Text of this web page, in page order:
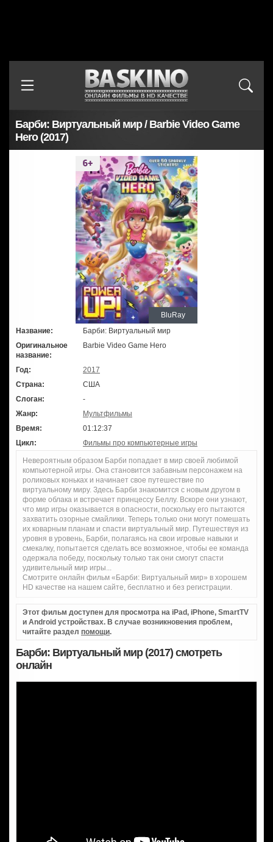
Барби: Виртуальный мир / Barbie Video Game
Hero (2017)
BluRay
Название:
Барби: Виртуальный мир
Оригинальное
название:
Barbie Video Game Hero
Год:
2017
Страна:
США
Слоган:
-
Жанр:
Мультфильмы
Время:
01:12:37
Цикл:
Фильмы про компьютерные игры
Невероятным образом Барби попадает в мир своей любимой
компьютерной игры. Она становится забавным персонажем на
роликовых коньках и начинает свое путешествие по
виртуальному миру. Здесь Барби знакомится с новым другом в
форме облака и встречает принцессу Беллу. Вскоре они узнают,
что мир игры оказывается в опасности, поскольку его пытаются
захватить озорные смайлики. Теперь только они могут помешать
их коварным планам и спасти виртуальный мир. Путешествуя из
уровня в уровень, Барби, полагаясь на свои игровые навыки и
смекалку, попытается сделать все возможное, чтобы ее команда
одержала победу, поскольку только так они смогут спасти
удивительный мир игры...
Смотрите онлайн фильм «Барби: Виртуальный мир» в хорошем
HD качестве на нашем сайте, бесплатно и без регистрации.
Этот фильм доступен для просмотра на iPad, iPhone, SmartTV
и Android устройствах. В случае возникновения проблем,
читайте раздел помощи.
Барби: Виртуальный мир (2017) смотреть
онлайн